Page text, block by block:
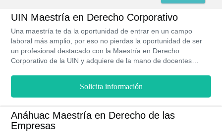
UIN Maestría en Derecho Corporativo
Una maestría te da la oportunidad de entrar en un campo
laboral más amplio, por eso no pierdas la oportunidad de ser
un profesional destacado con la Maestría en Derecho
Corporativo de la UIN y adquiere de la mano de docentes
conviertan en una preocupación porque siempre contaras con
el apoyo económico de la universidad a lo largo del año y ocho
meses que dura la carrera y la comodidad de estudiar en línea
diseñando tu propio horario avanzando en tu aprendizaje al
ritmo que tú decidas.
Solicita información
Anáhuac Maestría en Derecho de las
Empresas